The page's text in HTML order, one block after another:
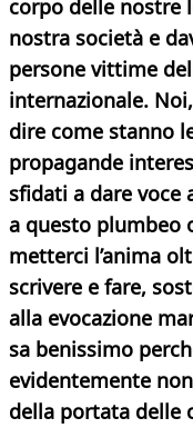
corpo delle nostre
nostra società e
persone vittime
internazionale.
dire come stanno
propagande
sfidati a dare voce
a questo plumbeo
metterci l’anima
scrivere e fare,
alla evocazione
sa benissimo
evidentemente
della portata delle